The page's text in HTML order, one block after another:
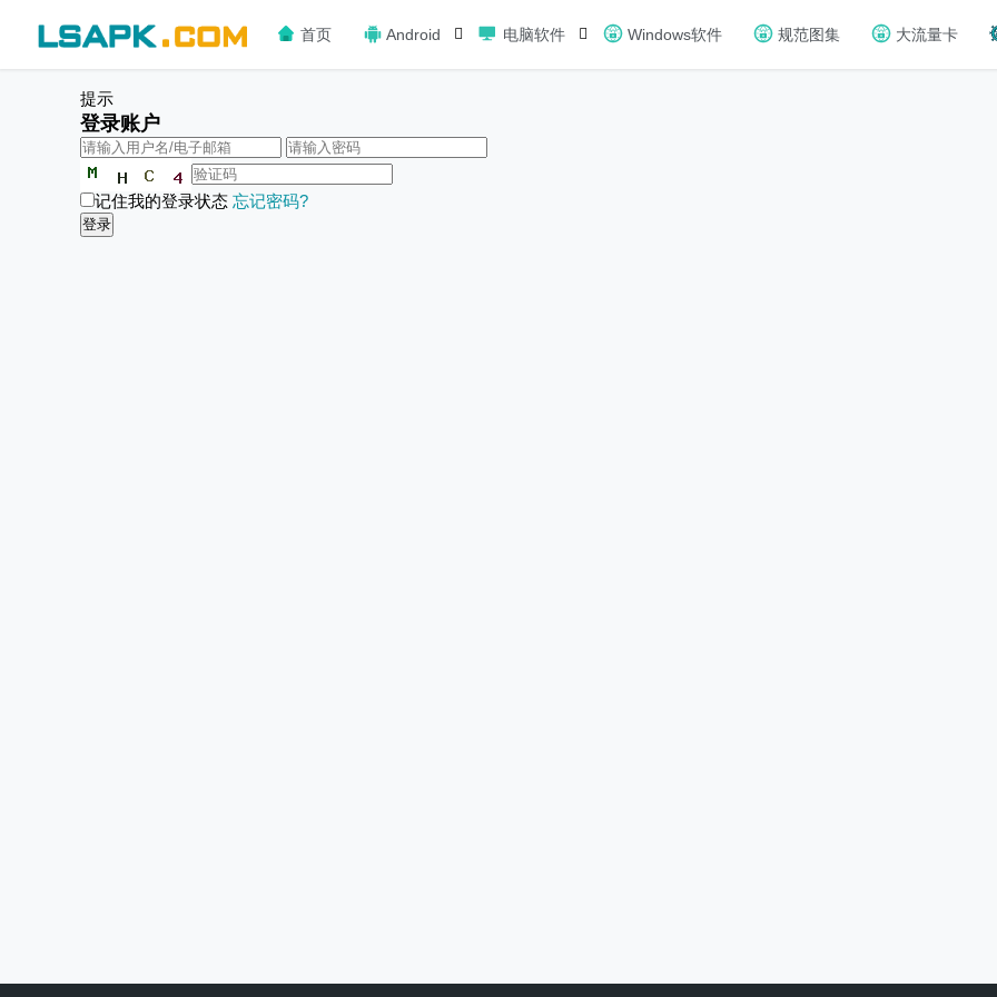
首页 Android 电脑软件 Windows软件 规范图集 大流量卡
提示
登录账户
记住我的登录状态 忘记密码?
登录